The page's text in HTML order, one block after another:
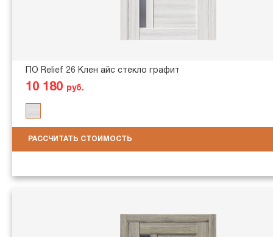
ПО Relief 26 Клен айс стекло графит
10 180 руб.
РАССЧИТАТЬ СТОИМОСТЬ